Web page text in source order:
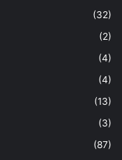
(32)
(2)
(4)
(4)
(13)
(3)
(87)